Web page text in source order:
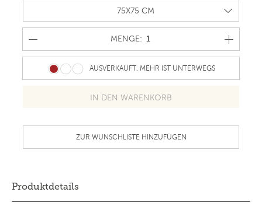
MENGE: MENGE
AUSVERKAUFT, MEHR IST UNTERWEGS
ZUR WUNSCHLISTE HINZUFÜGEN
Produktdetails